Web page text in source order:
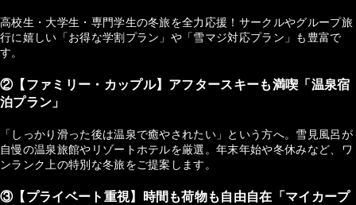
高校生・大学生・専門学生の冬旅を全力応援！サークルやグループ旅
行に嬉しい「お得な学割プラン」や「雪マジ対応プラン」も豊富で
す。
②【ファミリー・カップル】アフタースキーも満喫「温泉宿
泊プラン」
「しっかり滑った後は温泉で癒やされたい」という方へ。雪見風呂が
自慢の温泉旅館やリゾートホテルを厳選。年末年始や冬休みなど、ワ
ンランク上の特別な冬旅をご提案します。
③【プライベート重視】時間も荷物も自由自在「マイカープ